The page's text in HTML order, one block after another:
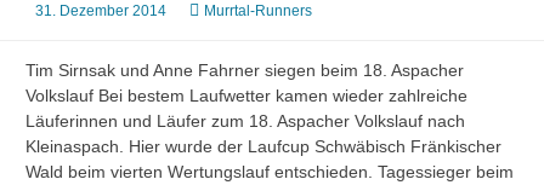
31. Dezember 2014 Murrtal-Runners
Tim Sirnsak und Anne Fahrner siegen beim 18. Aspacher
Volkslauf Bei bestem Laufwetter kamen wieder zahlreiche
Läuferinnen und Läufer zum 18. Aspacher Volkslauf nach
Kleinaspach. Hier wurde der Laufcup Schwäbisch Fränkischer
Wald beim vierten Wertungslauf entschieden. Tagessieger beim